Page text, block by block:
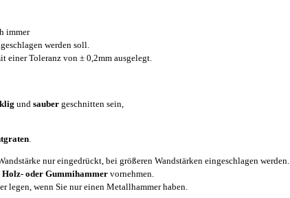
immer
werden soll.
einer Toleranz von ± 0,2mm ausgelegt.
und sauber geschnitten sein,
.
nur eingedrückt, bei größeren Wandstärken eingeschlagen werden.
Holz- oder Gummihammer vornehmen.
legen, wenn Sie nur einen Metallhammer haben.